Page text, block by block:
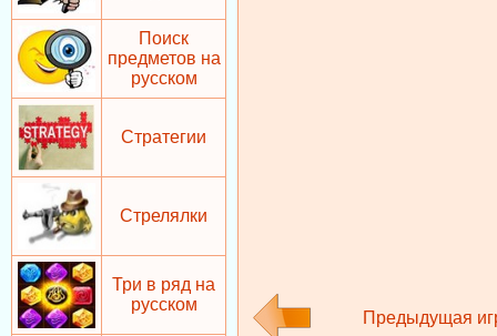
Поиск
предметов на
русском
Стратегии
Стрелялки
Три в ряд на
русском
Предыдущая